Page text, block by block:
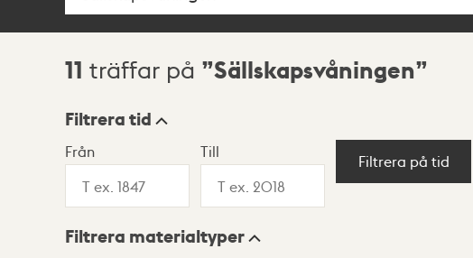
Sökresultat
11 träffar på Sällskapsvåningen
Visningsläge
Lista Karta
Filtrera tid
Från Till
Filtrera på tid
Filtrera materialtyper